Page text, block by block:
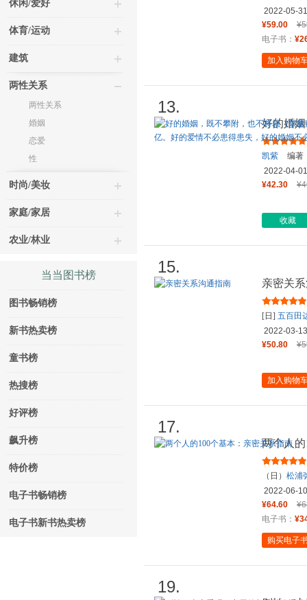
休闲/爱好
体育/运动
建筑
两性关系
两性关系
婚姻
恋爱
性
时尚/美妆
家庭/家居
农业/林业
当当图书榜
图书畅销榜
新书热卖榜
童书榜
热搜榜
好评榜
飙升榜
特价榜
电子书畅销榜
电子书新书热卖榜
2022-05-31
¥59.00
电子书：
加入购物
13.
好的婚
送读书
凯紫
编著
2022-04-01
¥42.30
收藏
15.
亲密关
[日] 五百田
2022-03-13
¥50.80
加入购物
17.
两个人
（日） 松浦
2022-06-10
¥64.60
电子书：
购买电子
19.